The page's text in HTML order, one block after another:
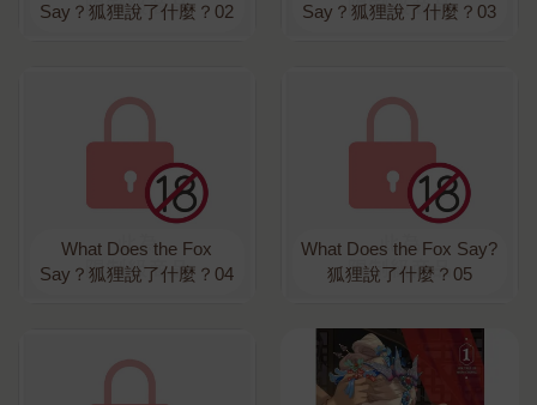
Say？狐狸說了什麼？02
Say？狐狸說了什麼？03
What Does the Fox
Say？狐狸說了什麼？04
What Does the Fox Say?
狐狸說了什麼？05